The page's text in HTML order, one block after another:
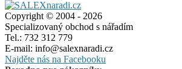
Copyright © 2004 - 2026
Specializovaný obchod s nářadím
Tel.: 732 312 779
E-mail: info@salexnaradi.cz
Najděte nás na Facebooku